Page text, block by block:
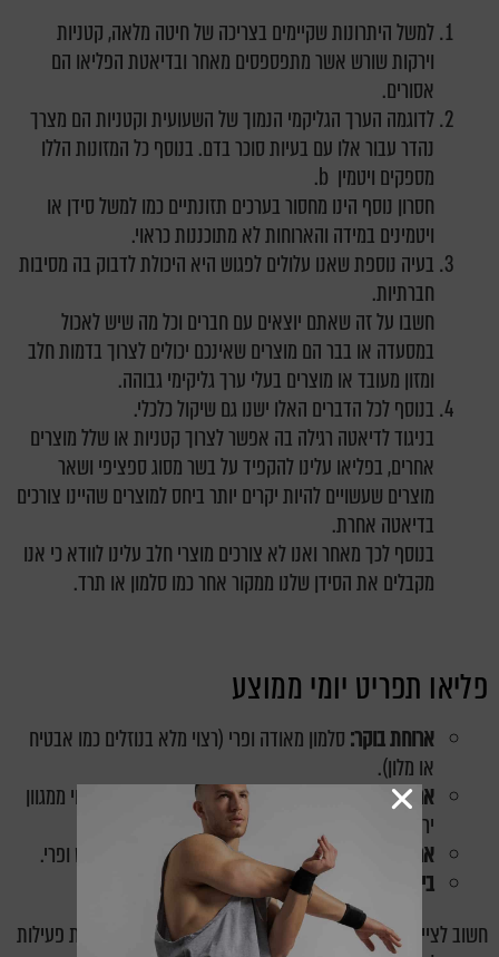
למשל היתרונות שקיימים בצריכה של חיטה מלאה, קטניות
וירקות שורש אשר מתפספסים מאחר ובדיאטת הפליאו הם
אסורים.
לדוגמה הערך הגליקמי הנמוך של השעועית וקטניות הם מצרך
נהדר עבור אלו עם בעיות סוכר בדם. בנוסף כל המזונות הללו
מספקים ויטמין b.
חסרון נוסף הינו מחסור בערכים תזונתיים כמו למשל סידן או
ויטמינים במידה והארוחות לא מתוכננות כראוי.
בעיה נוספת שאנו עלולים לפגוש היא היכולת לדבוק בה מסיבות
חברתיות.
חשבו על זה שאתם יוצאים עם חברים וכל מה שיש לאכול
במסעדה או בבר הם מוצרים שאינכם יכולים לצרוך בדמות חלב
ומזון מעובד או מוצרים בעלי ערך גליקימי גבוהה.
בנוסף לכל הדברים האלו ישנו גם שיקול כלכלי.
בניגוד לדיאטה רגילה בה אפשר לצרוך קטניות או שלל מוצרים
אחרים, בפליאו עלינו להקפיד על בשר מסוג ספציפי ושאר
מוצרים שעשויים להיות יקרים יותר ביחס למוצרים שהיינו צורכים
בדיאטה אחרת.
בנוסף לכך מאחר ואנו לא צורכים מוצרי חלב עלינו לוודא כי אנו
מקבלים את הסידן שלנו ממקור אחר כמו סלמון או תרד.
פליאו תפריט יומי ממוצע
ארוחת בוקר: סלמון מאודה ופרי (רצוי מלא בנוזלים כמו אבטיח
או מלון).
ארוחת צהריים:
נתח בשר אדום (שמן) בתנור וסלט (רצוי ממגוון
ירקות ואגוזים).
ארוחת ערב:
נתח בשר רזה (פילה), ברוקולי מאודה סלט ופרי.
בין לבין:
תפוז, גזר או סלרי.
חשוב לציין גם שהדיאטה מעודדת שתייה מרובה של מים ועשיית פעילות